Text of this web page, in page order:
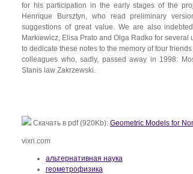
for his participation in the early stages of the
Henrique Bursztyn, who read preliminary
suggestions of great value. We are also
Markiewicz, Elisa Prato and Olga Radko for
to dedicate these notes to the memory of four friends
colleagues who, sadly, passed away in 1998:
Stanis law Zakrzewski.
Скачать в pdf (920Kb): Geometric Models for
vixri.com
альтернативная наука
геометрофизика